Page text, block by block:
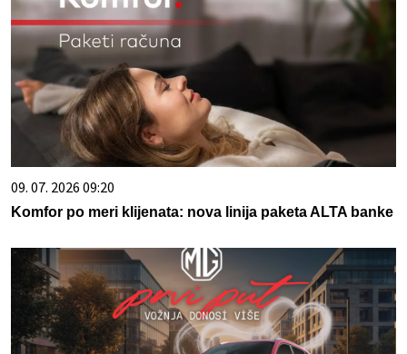
09. 07. 2026 09:20
Komfor po meri klijenata: nova linija paketa ALTA banke